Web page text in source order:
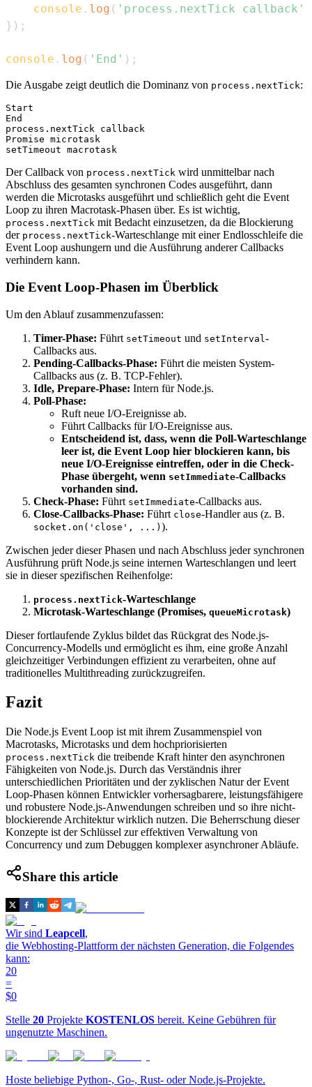
console . log ( 'process.nextTick callback'
} ) ;
console . log ( 'End' ) ;
Die Ausgabe zeigt deutlich die Dominanz von process.nextTick:
Start
End
process.nextTick callback
Promise microtask
Der Callback von process.nextTick wird unmittelbar nach
Abschluss des gesamten synchronen Codes ausgeführt, dann
werden die Microtasks ausgeführt und schließlich geht die Event
Loop zu ihren Macrotask-Phasen über. Es ist wichtig,
process.nextTick mit Bedacht einzusetzen, da die Blockierung
der process.nextTick-Warteschlange mit einer Endlosschleife die
Event Loop aushungern und die Ausführung anderer Callbacks
verhindern kann.
Die Event Loop-Phasen im Überblick
Um den Ablauf zusammenzufassen:
Timer-Phase: Führt setTimeout und setInterval -
Callbacks aus.
Pending-Callbacks-Phase: Führt die meisten System-
Callbacks aus (z. B. TCP-Fehler).
Idle, Prepare-Phase: Intern für Node.js.
Poll-Phase:
Ruft neue I/O-Ereignisse ab.
Führt Callbacks für I/O-Ereignisse aus.
Entscheidend ist, dass, wenn die Poll-Warteschlange
leer ist, die Event Loop hier blockieren kann, bis
neue I/O-Ereignisse eintreffen, oder in die Check-
Phase übergeht, wenn setImmediate-Callbacks
vorhanden sind.
Check-Phase: Führt setImmediate-Callbacks aus.
Close-Callbacks-Phase: Führt close-Handler aus (z. B.
socket.on('close', ...) ).
Zwischen jeder dieser Phasen und nach Abschluss jeder synchronen
Ausführung prüft Node.js seine internen Warteschlangen und leert
sie in dieser spezifischen Reihenfolge:
process.nextTick-Warteschlange
Microtask-Warteschlange (Promises, queueMicrotask)
Dieser fortlaufende Zyklus bildet das Rückgrat des Node.js-
Concurrency-Modells und ermöglicht es ihm, eine große Anzahl
gleichzeitiger Verbindungen effizient zu verarbeiten, ohne auf
traditionelles Multithreading zurückzugreifen.
Fazit
Die Node.js Event Loop ist mit ihrem Zusammenspiel von
Macrotasks, Microtasks und dem hochpriorisierten
process.nextTick die treibende Kraft hinter den asynchronen
Fähigkeiten von Node.js. Durch das Verständnis ihrer
unterschiedlichen Prioritäten und der zyklischen Natur der Event
Loop-Phasen können Entwickler vorhersagbarere, leistungsfähigere
und robustere Node.js-Anwendungen schreiben und so ihre nicht-
blockierende Architektur wirklich nutzen. Die Beherrschung dieser
Konzepte ist der Schlüssel zur effektiven Verwaltung von
Concurrency und zum Debuggen komplexer asynchroner Abläufe.
Share this article
Wir sind Leapcell,
die Webhosting-Plattform der nächsten Generation, die Folgendes
kann:
20
=
$0
Stelle 20 Projekte KOSTENLOS bereit. Keine Gebühren für
ungenutzte Maschinen.
Hoste beliebige Python-, Go-, Rust- oder Node.js-Projekte.